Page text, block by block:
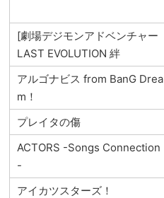
[劇場デジモンアドベンチャー
LAST EVOLUTION 絆
アルゴナビス from BanG Drea
m！
プレイタの傷
ACTORS -Songs Connection
-
アイカツスターズ！